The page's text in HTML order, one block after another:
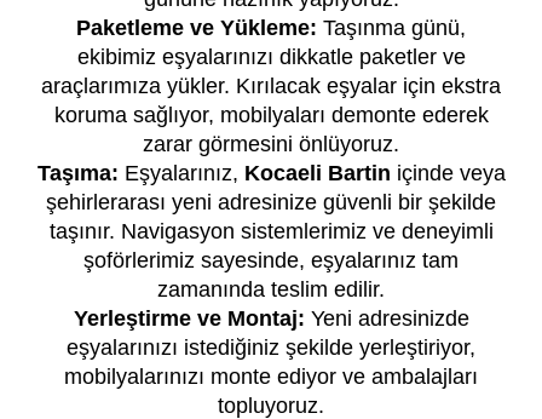
Paketleme ve Yükleme: Taşınma günü,
ekibimiz eşyalarınızı dikkatle paketler ve
araçlarımıza yükler. Kırılacak eşyalar için ekstra
koruma sağlıyor, mobilyaları demonte ederek
zarar görmesini önlüyoruz.
Taşıma: Eşyalarınız, Kocaeli Bartin içinde veya
şehirlerarası yeni adresinize güvenli bir şekilde
taşınır. Navigasyon sistemlerimiz ve deneyimli
şoförlerimiz sayesinde, eşyalarınız tam
zamanında teslim edilir.
Yerleştirme ve Montaj: Yeni adresinizde
eşyalarınızı istediğiniz şekilde yerleştiriyor,
mobilyalarınızı monte ediyor ve ambalajları
topluyoruz.